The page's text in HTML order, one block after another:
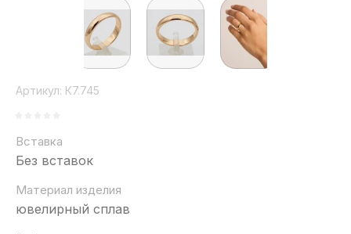
Артикул: К7.745
Вставка
Без вставок
Материал изделия
ювелирный сплав